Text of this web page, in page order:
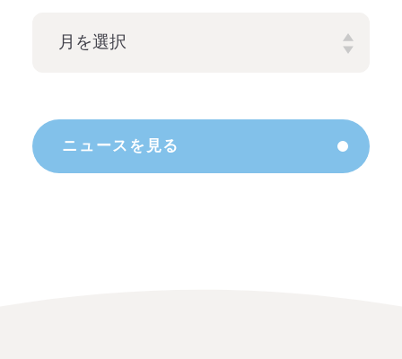
ニュースを見る